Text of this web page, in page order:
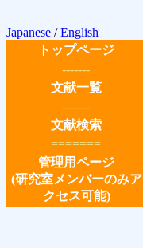
Japanese /English
トップページ
-------
文献一覧
-------
文献検索
=======
管理用ページ
(研究室メンバーのみア
クセス可能)